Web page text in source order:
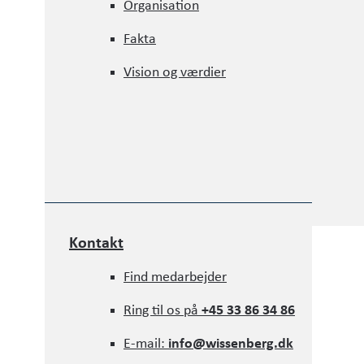
Organisation
Fakta
Find medarbejder
Ring til os på +45 33 86 34 86
Organisation
Fakta
Vision og værdier
Kontakt
Find medarbejder
Ring til os på +45 33 86 34 86
E-mail: info@wissenberg.dk
Vi har siden vores grundlæggelse arbejdet
nogensinde før lydhørhed og